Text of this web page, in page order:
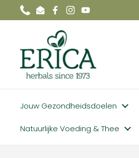
Ga naar content
PhoneEmailFacebook
Instagram
YouTube
Jouw Gezondheidsdoelen
Natuurlijke Voeding & Thee